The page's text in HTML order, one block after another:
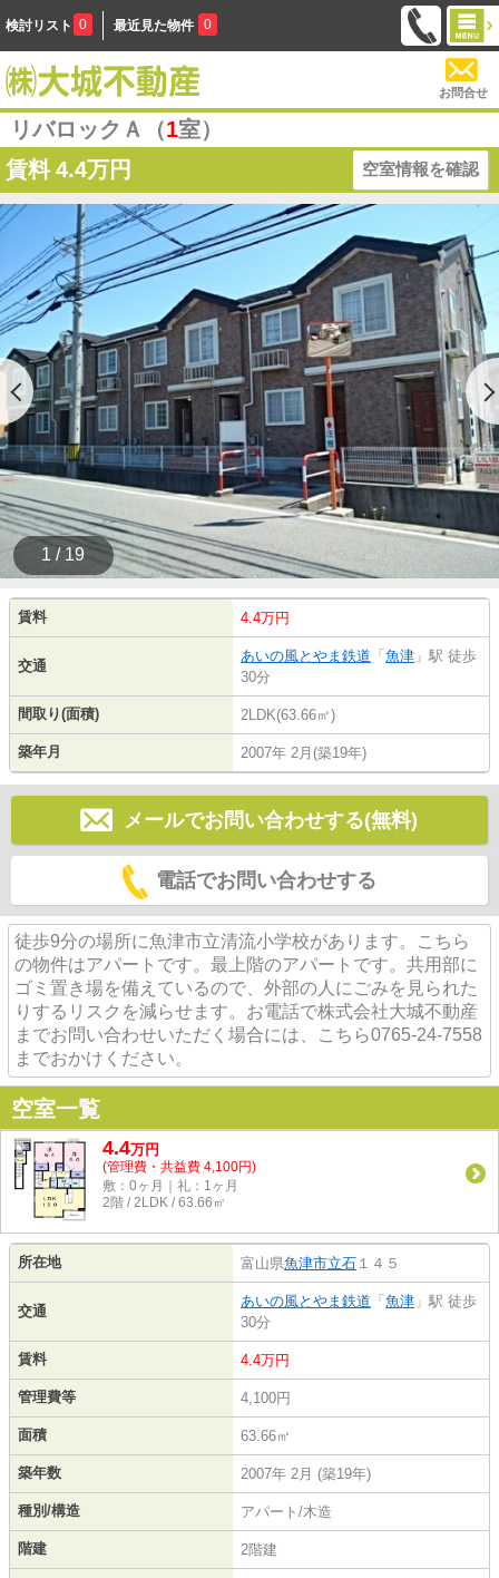
検討リスト 0 最近見た物件 0
お問合せ
リバロックＡ（1室）
賃料 4.4万円 空室情報を確認
1 / 19
賃料 4.4万円
交通
あいの風とやま鉄道 「 魚津 」駅 徒歩
30分
間取り(面積) 2LDK(63.66㎡)
築年月 2007年 2月(築19年)
メールでお問い合わせする(無料)
電話でお問い合わせする
徒歩9分の場所に魚津市立清流小学校があります。こちら
の物件はアパートです。最上階のアパートです。共用部に
ゴミ置き場を備えているので、外部の人にごみを見られた
りするリスクを減らせます。お電話で株式会社大城不動産
までお問い合わせいただく場合には、こちら0765-24-7558
までおかけください。
空室一覧
4.4万円
(管理費・共益費 4,100円)
敷：0ヶ月｜礼：1ヶ月
2階 / 2LDK / 63.66㎡
所在地 富山県魚津市立石 １４５
交通
あいの風とやま鉄道 「 魚津 」駅 徒歩
30分
賃料 4.4万円
管理費等 4,100円
面積 63.66㎡
築年数 2007年 2月 (築19年)
種別/構造 アパート/木造
階建 2階建